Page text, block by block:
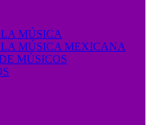
MÚSICA
MÚSICA MEXICANA
MÚSICOS